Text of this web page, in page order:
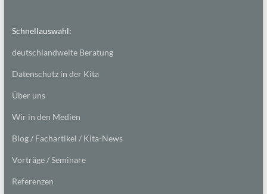
Schnellauswahl:
deutschlandweite Beratung
Datenschutz in der Kita
Über uns
Wir in den Medien
Blog / Fachartikel / Kita-News
Vorträge / Seminare
Referenzen